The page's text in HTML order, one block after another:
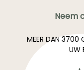
Neem
MEER DAN 3700
UW